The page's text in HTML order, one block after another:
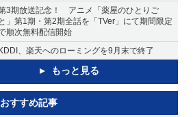
3期放送記念！ アニメ「薬屋のひとりご
」第1期・第2期全話を「TVer」にて期間限定
順次無料配信開始
、楽天へのローミングを9月末で終了
もっと見る
おすすめ記事